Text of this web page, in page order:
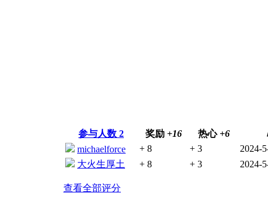
参与人数 2 奖励 +16 热心 +6
michaelforce
+ 8 + 3
2024-
大火生厚土
+ 8 + 3 2024-
查看全部评分